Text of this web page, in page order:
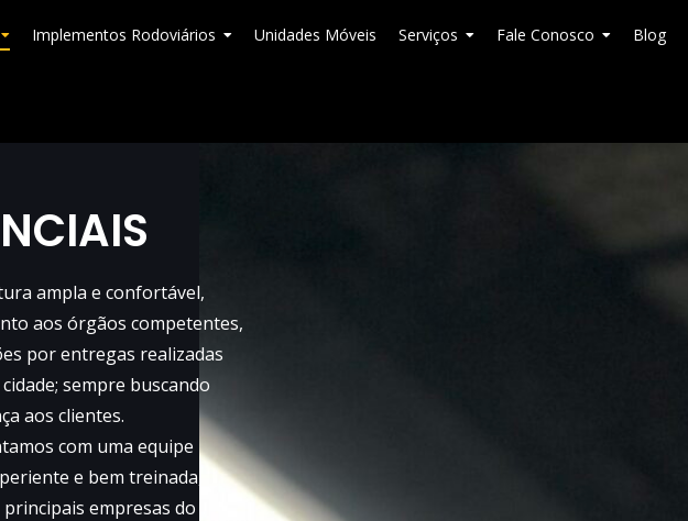
Implementos Rodoviários Unidades Móveis Serviços Fale Conosco Blog
ampla e confortável,
aos órgãos competentes,
por entregas realizadas
sempre buscando
aos clientes.
com uma equipe
e bem treinada,
empresas do